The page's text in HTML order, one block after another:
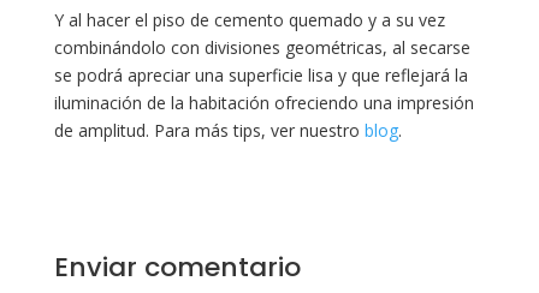
Y al hacer el piso de cemento quemado y a su vez
combinándolo con divisiones geométricas, al secarse
se podrá apreciar una superficie lisa y que reflejará la
iluminación de la habitación ofreciendo una impresión
de amplitud. Para más tips, ver nuestro blog.
Enviar comentario